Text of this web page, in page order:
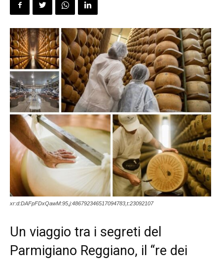
xr:d:DAFpFDxQawM:95,j:486792346517094783,t:23092107
Un viaggio tra i segreti del
Parmigiano Reggiano, il “re dei